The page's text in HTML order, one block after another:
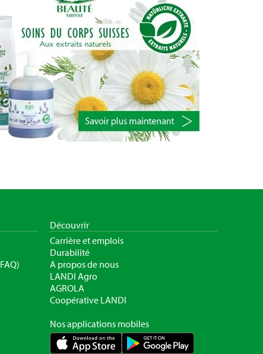
Découvrir
Carrière et emplois
Durabilité
A propos de nous
LANDI Agro
AGROLA
Coopérative LANDI
Nos applications mobiles